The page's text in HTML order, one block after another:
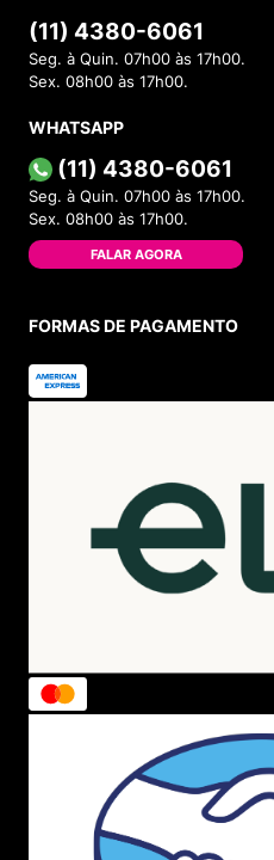
(11) 4380-6061
Seg. à Quin. 07h00 às 17h00.
Sex. 08h00 às 17h00.
WHATSAPP
(11) 4380-6061
Seg. à Quin. 07h00 às 17h00.
Sex. 08h00 às 17h00.
FALAR AGORA
FORMAS DE PAGAMENTO